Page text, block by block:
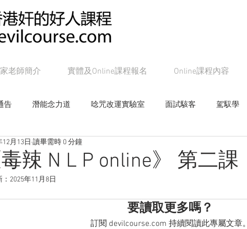
老師簡介 實體及Online課程報名 Online課程內容
告 潛能念力道 唸咒改運實驗室 面試駭客 駕馭學
毒辣NLP 追女帝皇學
毒辣 N L P online》 第二課
12月13日 讀畢需時 0 分鐘
2025年11月8日
要讀取更多嗎？
訂閱 devilcourse.com 持續閱讀此專屬文章。